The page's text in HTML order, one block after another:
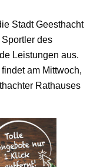
Stadt Geesthacht
des
Leistungen aus.
am Mittwoch,
Rathauses